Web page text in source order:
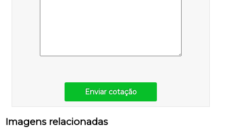
Enviar cotação
Imagens relacionadas